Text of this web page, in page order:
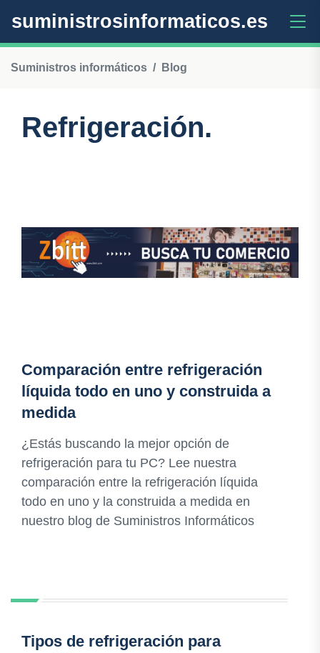
suministrosinformaticos.es
Suministros informáticos Blog
Refrigeración.
Comparación entre refrigeración
líquida todo en uno y construida a
medida
¿Estás buscando la mejor opción de
refrigeración para tu PC? Lee nuestra
comparación entre la refrigeración líquida
todo en uno y la construida a medida en
nuestro blog de Suministros Informáticos
Tipos de refrigeración para